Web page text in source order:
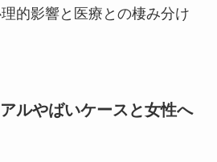
的影響と医療との棲み分け
ルやばいケースと女性へ